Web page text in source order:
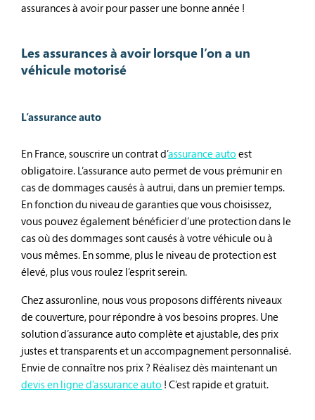
assurances à avoir pour passer une bonne année !
Les assurances à avoir lorsque l’on a un
véhicule motorisé
L’assurance auto
En France, souscrire un contrat d’assurance auto est
obligatoire. L’assurance auto permet de vous prémunir en
cas de dommages causés à autrui, dans un premier temps.
En fonction du niveau de garanties que vous choisissez,
vous pouvez également bénéficier d’une protection dans le
cas où des dommages sont causés à votre véhicule ou à
vous mêmes. En somme, plus le niveau de protection est
élevé, plus vous roulez l’esprit serein.
Chez assuronline, nous vous proposons différents niveaux
de couverture, pour répondre à vos besoins propres. Une
solution d’assurance auto complète et ajustable, des prix
justes et transparents et un accompagnement personnalisé.
Envie de connaître nos prix ? Réalisez dès maintenant un
devis en ligne d’assurance auto ! C’est rapide et gratuit.